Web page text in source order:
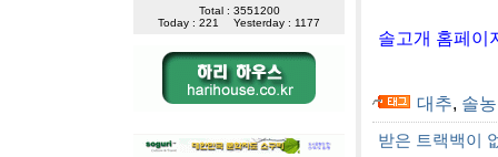
솔고개 홈페이
대추, 솔
받은 트랙백이
Total : 3551200
Today : 221
Yesterday : 1177